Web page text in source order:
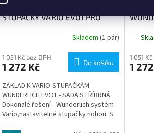
ZÁKLADNÍ KLOUB PRO
STUPAČKY VARIO EVO1 PRO
Skladem (1 pár)
1 051 Kč bez DPH
1 272 Kč Do košíku
ZÁKLAD K VARIO STUPAČKÁM
WUNDERLICH EVO1 - SADA STŘÍBRNÁ
Dokonalé řešení - Wunderlich systém
Vario,nastavitelné stupačky nohou. S
rozsahem nastavení o průměru až
1 051
1